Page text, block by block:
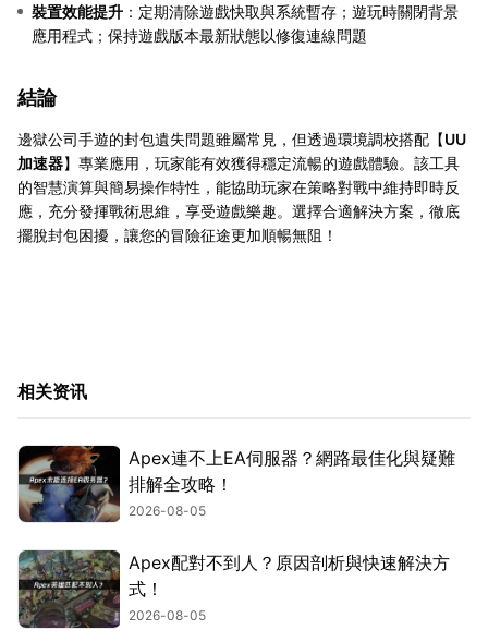
裝置效能提升 ：定期清除遊戲快取與系統暫存；遊玩時關閉背景
應用程式；保持遊戲版本最新狀態以修復連線問題
結論
邊獄公司手遊的封包遺失問題雖屬常見，但透過環境調校搭配【UU
加速器】專業應用，玩家能有效獲得穩定流暢的遊戲體驗。該工具
的智慧演算與簡易操作特性，能協助玩家在策略對戰中維持即時反
應，充分發揮戰術思維，享受遊戲樂趣。選擇合適解決方案，徹底
擺脫封包困擾，讓您的冒險征途更加順暢無阻！
相关资讯
Apex連不上EA伺服器？網路最佳化與疑難
排解全攻略！
2026-08-05
Apex配對不到人？原因剖析與快速解決方
式！
2026-08-05